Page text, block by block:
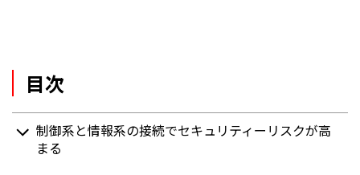
目次
制御系と情報系の接続でセキュリティーリスクが高
まる